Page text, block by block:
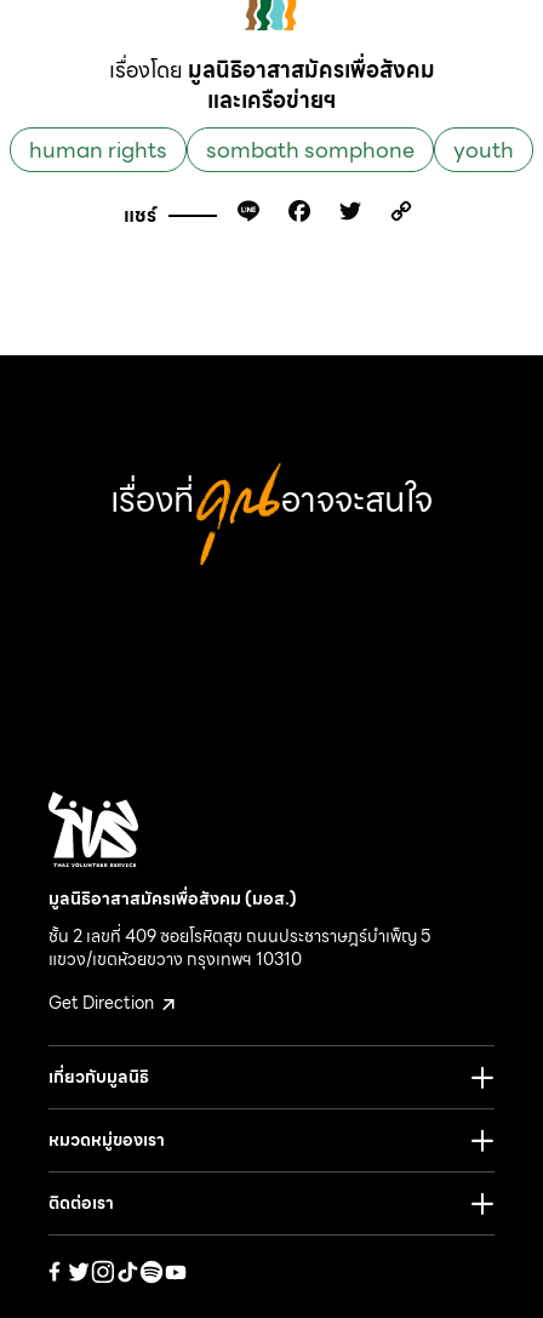
เรื่องโดย มูลนิธิอาสาสมัครเพื่อสังคม
และเครือข่ายฯ
human rights
sombath somphone youth
แชร์ Line Facebook
Twitter
เรื่องที่คุณ อาจจะสนใจ
มูลนิธิอาสาสมัครเพื่อสังคม (มอส.)
ชั้น 2 เลขที่ 409 ซอยโรหิตสุข ถนนประชาราษฎร์บำเพ็ญ 5
แขวง/เขตห้วยขวาง กรุงเทพฯ 10310
Get Direction
เกี่ยวกับมูลนิธิ
หมวดหมู่ของเรา
ติดต่อเรา